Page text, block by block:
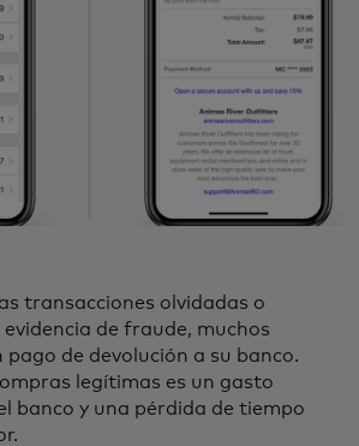
transacciones olvidadas o
de fraude, muchos
pago de devolución a su banco.
legítimas es un gasto
banco y una pérdida de tiempo